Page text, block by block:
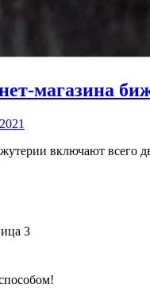
магазина
включают
3